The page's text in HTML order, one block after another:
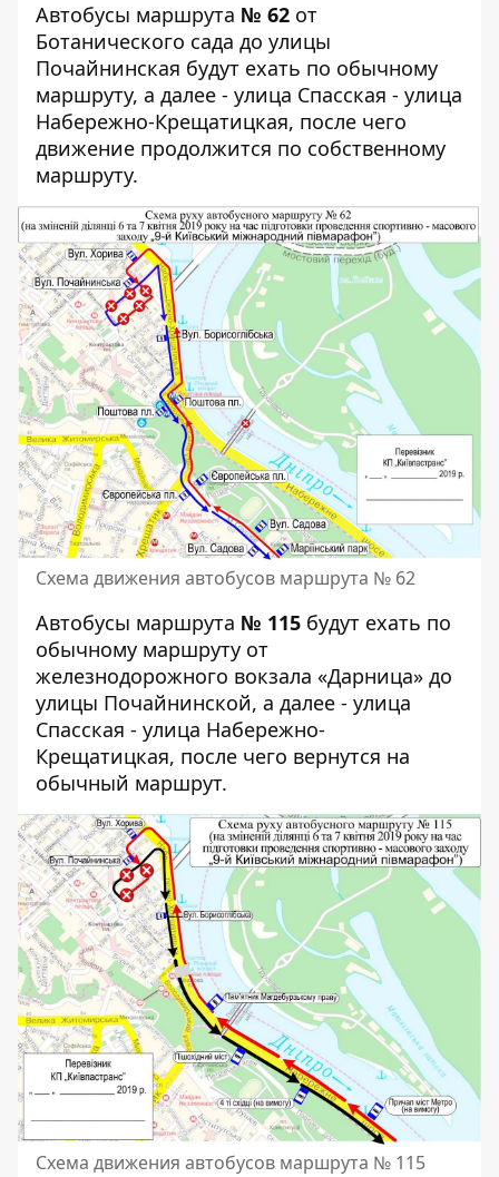
Автобусы маршрута № 62 от
Ботанического сада до улицы
Почайнинская будут ехать по обычному
маршруту, а далее - улица Спасская - улица
Набережно-Крещатицкая, после чего
движение продолжится по собственному
маршруту.
Схема движения автобусов маршрута № 62
Автобусы маршрута № 115 будут ехать по
обычному маршруту от
железнодорожного вокзала «Дарница» до
улицы Почайнинской, а далее - улица
Спасская - улица Набережно-
Крещатицкая, после чего вернутся на
обычный маршрут.
Схема движения автобусов маршрута № 115